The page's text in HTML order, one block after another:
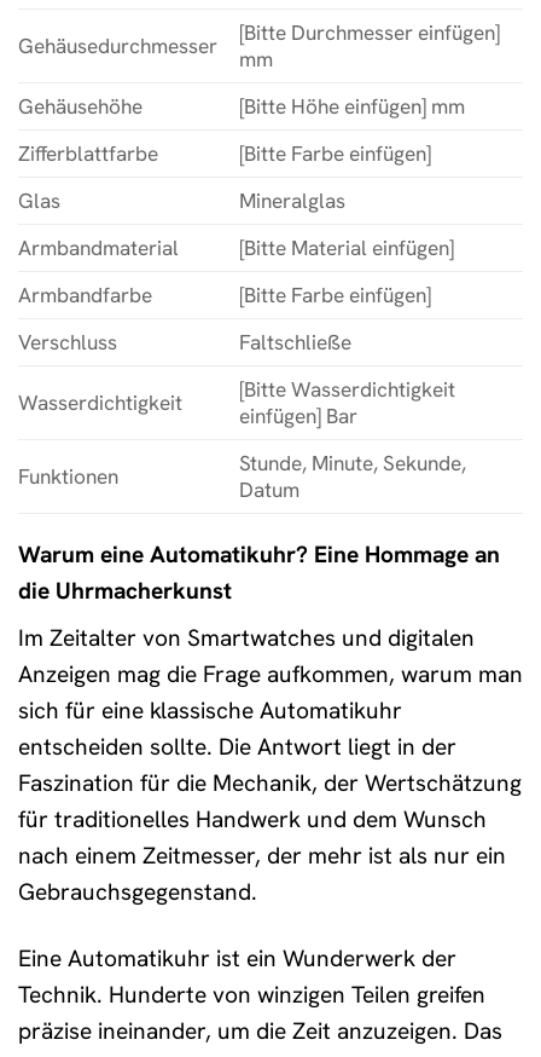
Gehäusedurchmesser
[Bitte Durchmesser einfügen]
mm
Gehäusehöhe
[Bitte Höhe einfügen] mm
Zifferblattfarbe
[Bitte Farbe einfügen]
Glas
Mineralglas
Armbandmaterial
[Bitte Material einfügen]
Armbandfarbe
[Bitte Farbe einfügen]
Verschluss
Faltschließe
Wasserdichtigkeit
[Bitte Wasserdichtigkeit
einfügen] Bar
Funktionen
Stunde, Minute, Sekunde,
Datum
Warum eine Automatikuhr? Eine Hommage an
die Uhrmacherkunst
Im Zeitalter von Smartwatches und digitalen
Anzeigen mag die Frage aufkommen, warum man
sich für eine klassische Automatikuhr
entscheiden sollte. Die Antwort liegt in der
Faszination für die Mechanik, der Wertschätzung
für traditionelles Handwerk und dem Wunsch
nach einem Zeitmesser, der mehr ist als nur ein
Gebrauchsgegenstand.
Eine Automatikuhr ist ein Wunderwerk der
Technik. Hunderte von winzigen Teilen greifen
präzise ineinander, um die Zeit anzuzeigen. Das